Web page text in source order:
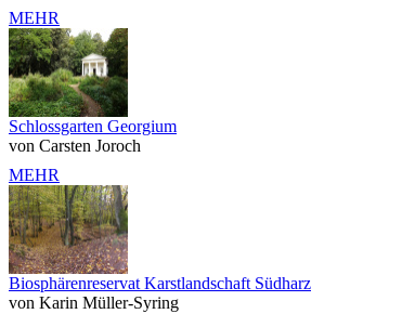
MEHR
Schlossgarten Georgium
von Carsten Joroch
MEHR
Biosphärenreservat Karstlandschaft Südharz
von Karin Müller-Syring